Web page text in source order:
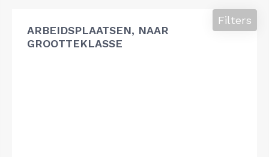
ARBEIDSPLAATSEN, NAAR
GROOTTEKLASSE
Filters